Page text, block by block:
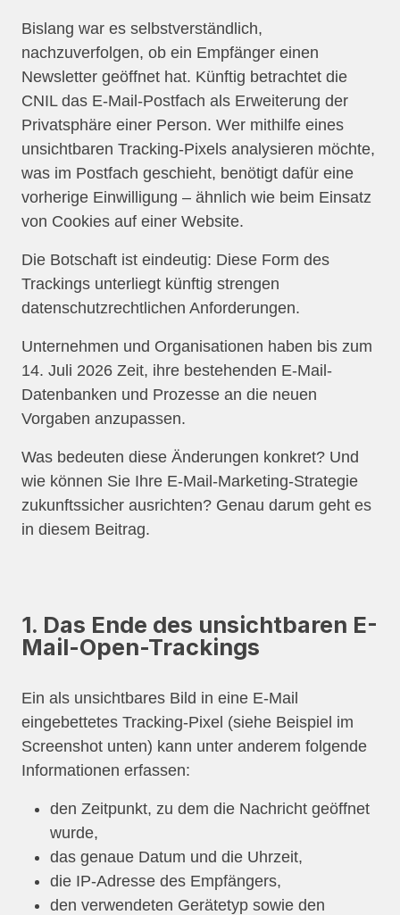
Bislang war es selbstverständlich,
nachzuverfolgen, ob ein Empfänger einen
Newsletter geöffnet hat. Künftig betrachtet die
CNIL das E-Mail-Postfach als Erweiterung der
Privatsphäre einer Person. Wer mithilfe eines
unsichtbaren Tracking-Pixels analysieren möchte,
was im Postfach geschieht, benötigt dafür eine
vorherige Einwilligung – ähnlich wie beim Einsatz
von Cookies auf einer Website.
Die Botschaft ist eindeutig: Diese Form des
Trackings unterliegt künftig strengen
datenschutzrechtlichen Anforderungen.
Unternehmen und Organisationen haben bis zum
14. Juli 2026 Zeit, ihre bestehenden E-Mail-
Datenbanken und Prozesse an die neuen
Vorgaben anzupassen.
Was bedeuten diese Änderungen konkret? Und
wie können Sie Ihre E-Mail-Marketing-Strategie
zukunftssicher ausrichten? Genau darum geht es
in diesem Beitrag.
1. Das Ende des unsichtbaren E-
Mail-Open-Trackings
Ein als unsichtbares Bild in eine E-Mail
eingebettetes Tracking-Pixel (siehe Beispiel im
Screenshot unten) kann unter anderem folgende
Informationen erfassen:
den Zeitpunkt, zu dem die Nachricht geöffnet
wurde,
das genaue Datum und die Uhrzeit,
die IP-Adresse des Empfängers,
den verwendeten Gerätetyp sowie den